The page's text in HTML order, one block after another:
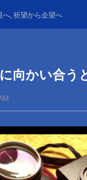
へ, 祈望から企望へ
向かい合う